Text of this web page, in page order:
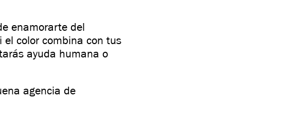
enamorarte del
el color combina con tus
ayuda humana o
agencia de